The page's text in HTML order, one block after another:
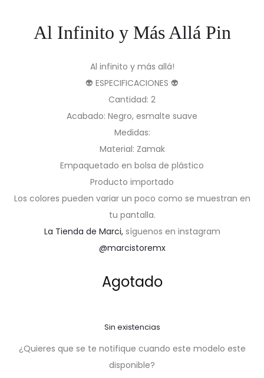
Al Infinito y Más Allá Pin
Al infinito y más allá!
👽 ESPECIFICACIONES 👽
Cantidad: 2
Acabado: Negro, esmalte suave
Medidas:
Material: Zamak
Empaquetado en bolsa de plástico
Producto importado
Los colores pueden variar un poco como se muestran en
tu pantalla.
La Tienda de Marci, síguenos en instagram
@marcistoremx
Agotado
Sin existencias
¿Quieres que se te notifique cuando este modelo este
disponible?